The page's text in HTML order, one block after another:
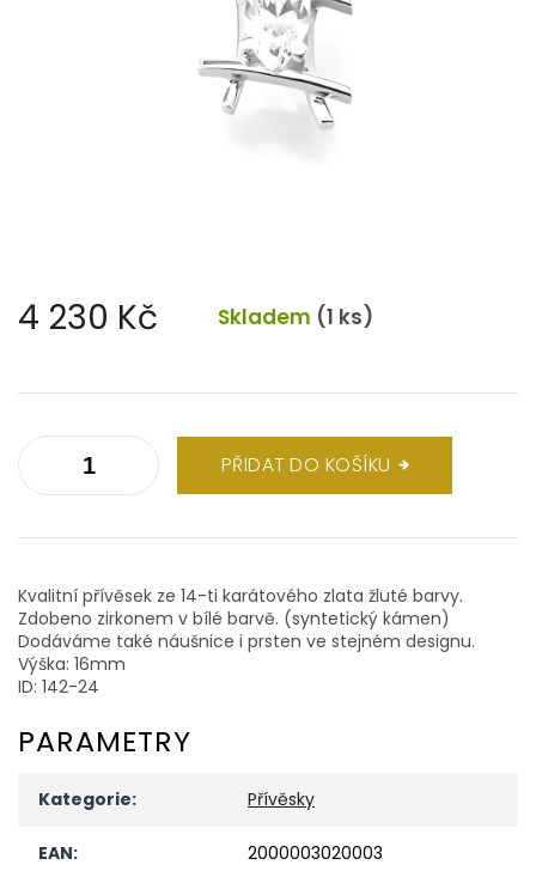
4 230 Kč Skladem (1 ks)
PŘIDAT DO KOŠÍKU
Kvalitní přívěsek ze 14-ti karátového zlata žluté barvy.
Zdobeno zirkonem v bílé barvě. (syntetický kámen)
Dodáváme také náušnice i prsten ve stejném designu.
Výška: 16mm
ID: 142-24
PARAMETRY
Kategorie: Přívěsky
EAN: 2000003020003